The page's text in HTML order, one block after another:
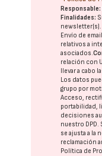
Responsable:
Finalidades:
Envío de
relativos a
asociados.
relación con
llevar a cabo
Los datos
grupo por
Acceso,
portabilidad,
decisiones
nuestro DPD.
se ajusta a la
reclamación
Política de